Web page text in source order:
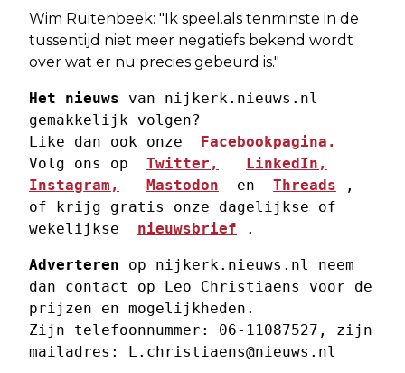
Wim Ruitenbeek: "Ik speel.als tenminste in de
tussentijd niet meer negatiefs bekend wordt
over wat er nu precies gebeurd is."
Het nieuws van nijkerk.nieuws.nl
gemakkelijk volgen?
Like dan ook onze Facebookpagina.
Volg ons op Twitter,
LinkedIn,
Instagram,
Mastodon
  en
Threads ,
of krijg gratis onze dagelijkse of
wekelijkse nieuwsbrief .
Adverteren op nijkerk.nieuws.nl neem
dan contact op Leo Christiaens voor de
prijzen en mogelijkheden.
Zijn telefoonnummer: 06-11087527, zijn
mailadres: L.christiaens@nieuws.nl